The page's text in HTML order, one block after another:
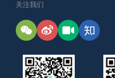
关注我们